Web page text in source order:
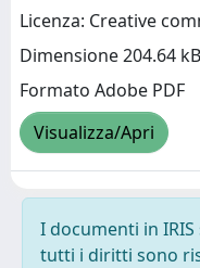
Licenza: Creative
Dimensione 204.64 kB
Formato Adobe PDF
Visualizza/Apri
I documenti in
tutti i diritti sono